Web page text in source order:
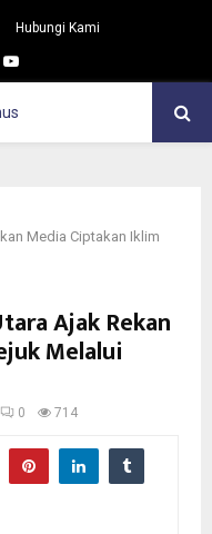
Hubungi Kami
Youtube
Media Ciptakan Iklim
Ajak Rekan
Melalui
0 714